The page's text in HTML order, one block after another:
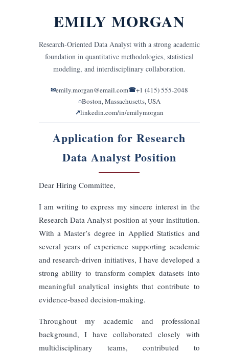
ESTILO Y FORMATO
Seguro Entusiasta Formal
Amigable
Conversacional
Persuasivo Motivacional
Ejecutivo
Moderno Creativo Minimalista
Sincero Ambicioso
Orientado a Resultados
Orientado al Liderazgo
Técnico Académico
Narrativo Directo Elegante
Media Larga
Idioma de Salida